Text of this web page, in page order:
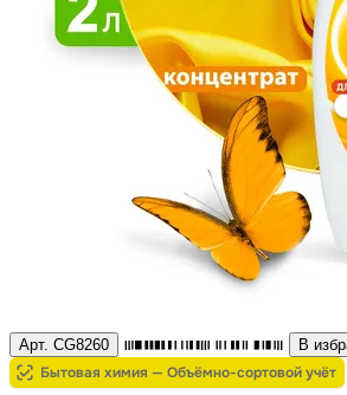
Арт. CG8260 В
Бытовая химия — Объёмно-сортовой учёт